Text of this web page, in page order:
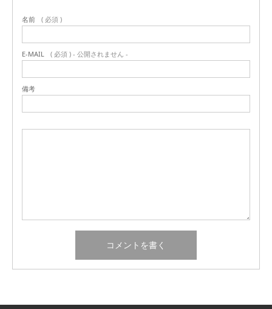
名前 ( 必須 )
E-MAIL ( 必須 ) - 公開されません -
備考